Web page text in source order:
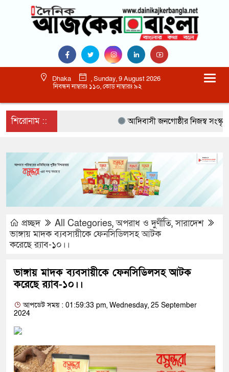
Dhaka
, Sunday, 9 August 2026
নিবন্ধন নাম্বারঃ ১১০, কোড নাম্বারঃ ৯২
শিরোনাম :: আদিবাসী জনগোষ্ঠীর নিজস্ব সংস্কৃতি
প্রচ্ছদ All Categories,অপরাধ ও দুর্ণীতি,সারাদেশ
ভাঙ্গায় মাদক ব্যবসায়ীকে ফেনসিডিলসহ আটক
করেছে র‌্যাব-১০।।
ভাঙ্গায় মাদক ব্যবসায়ীকে ফেনসিডিলসহ আটক
করেছে র‌্যাব-১০।।
আপডেট সময় : 01:59:33 pm, Wednesday, 25 September
2024